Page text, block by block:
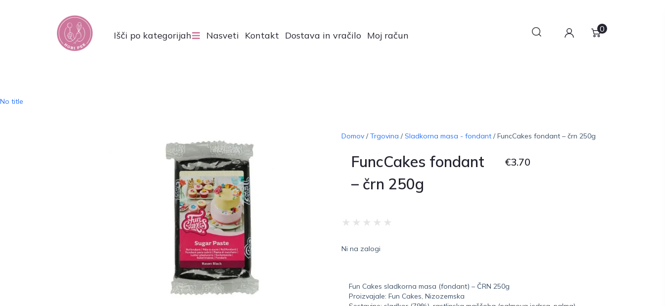
Išči po kategorijah Nasveti Kontakt Dostava in vračilo Moj račun
0
No title
Domov/Trgovina /Sladkorna masa - fondant/ FuncCakes fondant – črn 250g
FuncCakes fondant
– črn 250g
€3.70
★ ★ ★ ★ ★
Ni na zalogi
Fun Cakes sladkorna masa (fondant) – ČRN 250g
Proizvajale: Fun Cakes, Nizozemska